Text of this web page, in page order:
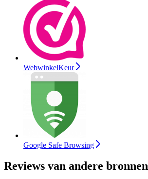
WebwinkelKeur
Google Safe Browsing
Reviews van andere bronnen